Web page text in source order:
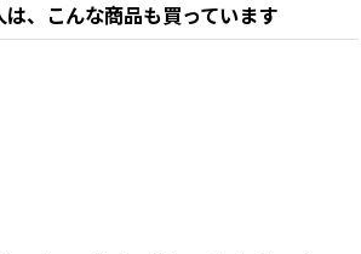
は、こんな商品も買っています